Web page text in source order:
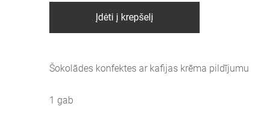
Įdėti į krepšelį
Šokolādes konfektes ar kafijas krēma pildījumu
1 gab